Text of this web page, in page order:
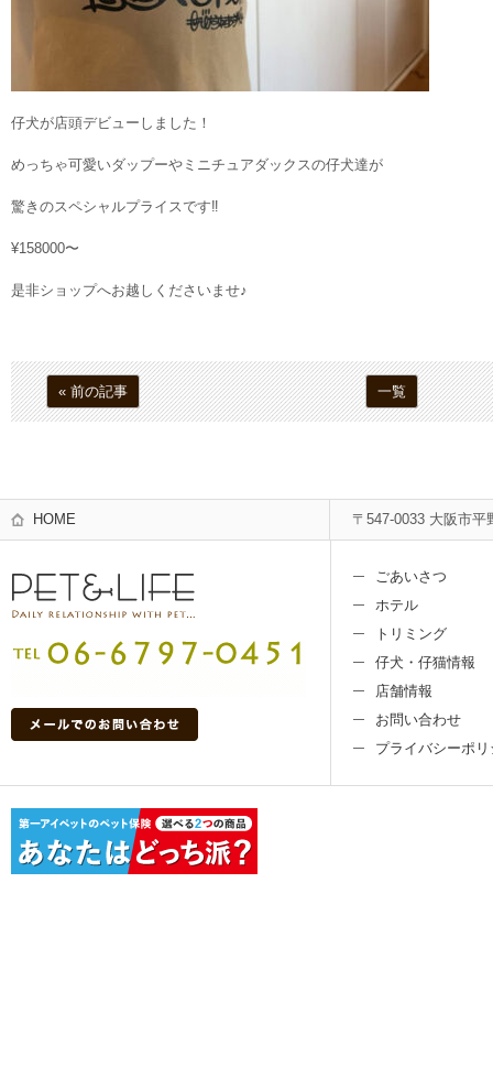
仔犬が店頭デビューしました！
めっちゃ可愛いダップーやミニチュアダックスの仔犬達が
驚きのスペシャルプライスです‼︎
¥158000〜
是非ショップへお越しくださいませ♪
« 前の記事 一覧
HOME 〒547-0033 大阪市平
ごあいさつ
ホテル
トリミング
仔犬・仔猫情報
店舗情報
お問い合わせ
プライバシーポリ